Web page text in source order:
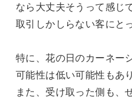
なら大丈夫そうって感じ
取引しかしらない客にと
特に、花の日のカーネー
可能性は低い可能性もあり
また、受け取った側も、